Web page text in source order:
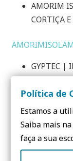
AMORIM
CORTIÇA
GYPTEC |
NO
NEOTURF |
19h45 debate /
Política de
Estamos a
Saiba mais
faça a sua